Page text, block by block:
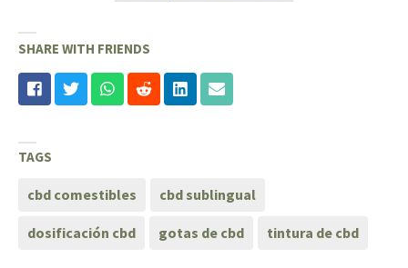
SHARE WITH FRIENDS
TAGS
cbd comestibles cbd sublingual
dosificación cbd gotas de cbd tintura de cbd